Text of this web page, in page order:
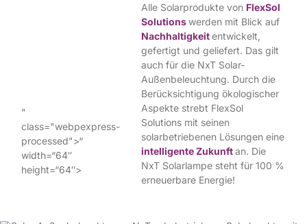
"
class="webpexpress-
processed">“
width=“64″
height=“64″>
Alle Solarprodukte von FlexSol
Solutionswerden mit Blick auf
Nachhaltigkeitentwickelt,
gefertigt und geliefert. Das gilt
auch für die NxT Solar-
Außenbeleuchtung. Durch die
Berücksichtigung ökologischer
Aspekte strebt FlexSol
Solutions mit seinen
solarbetriebenen Lösungen eine
intelligente Zukunftan. Die
NxT Solarlampe steht für 100 %
erneuerbare Energie!